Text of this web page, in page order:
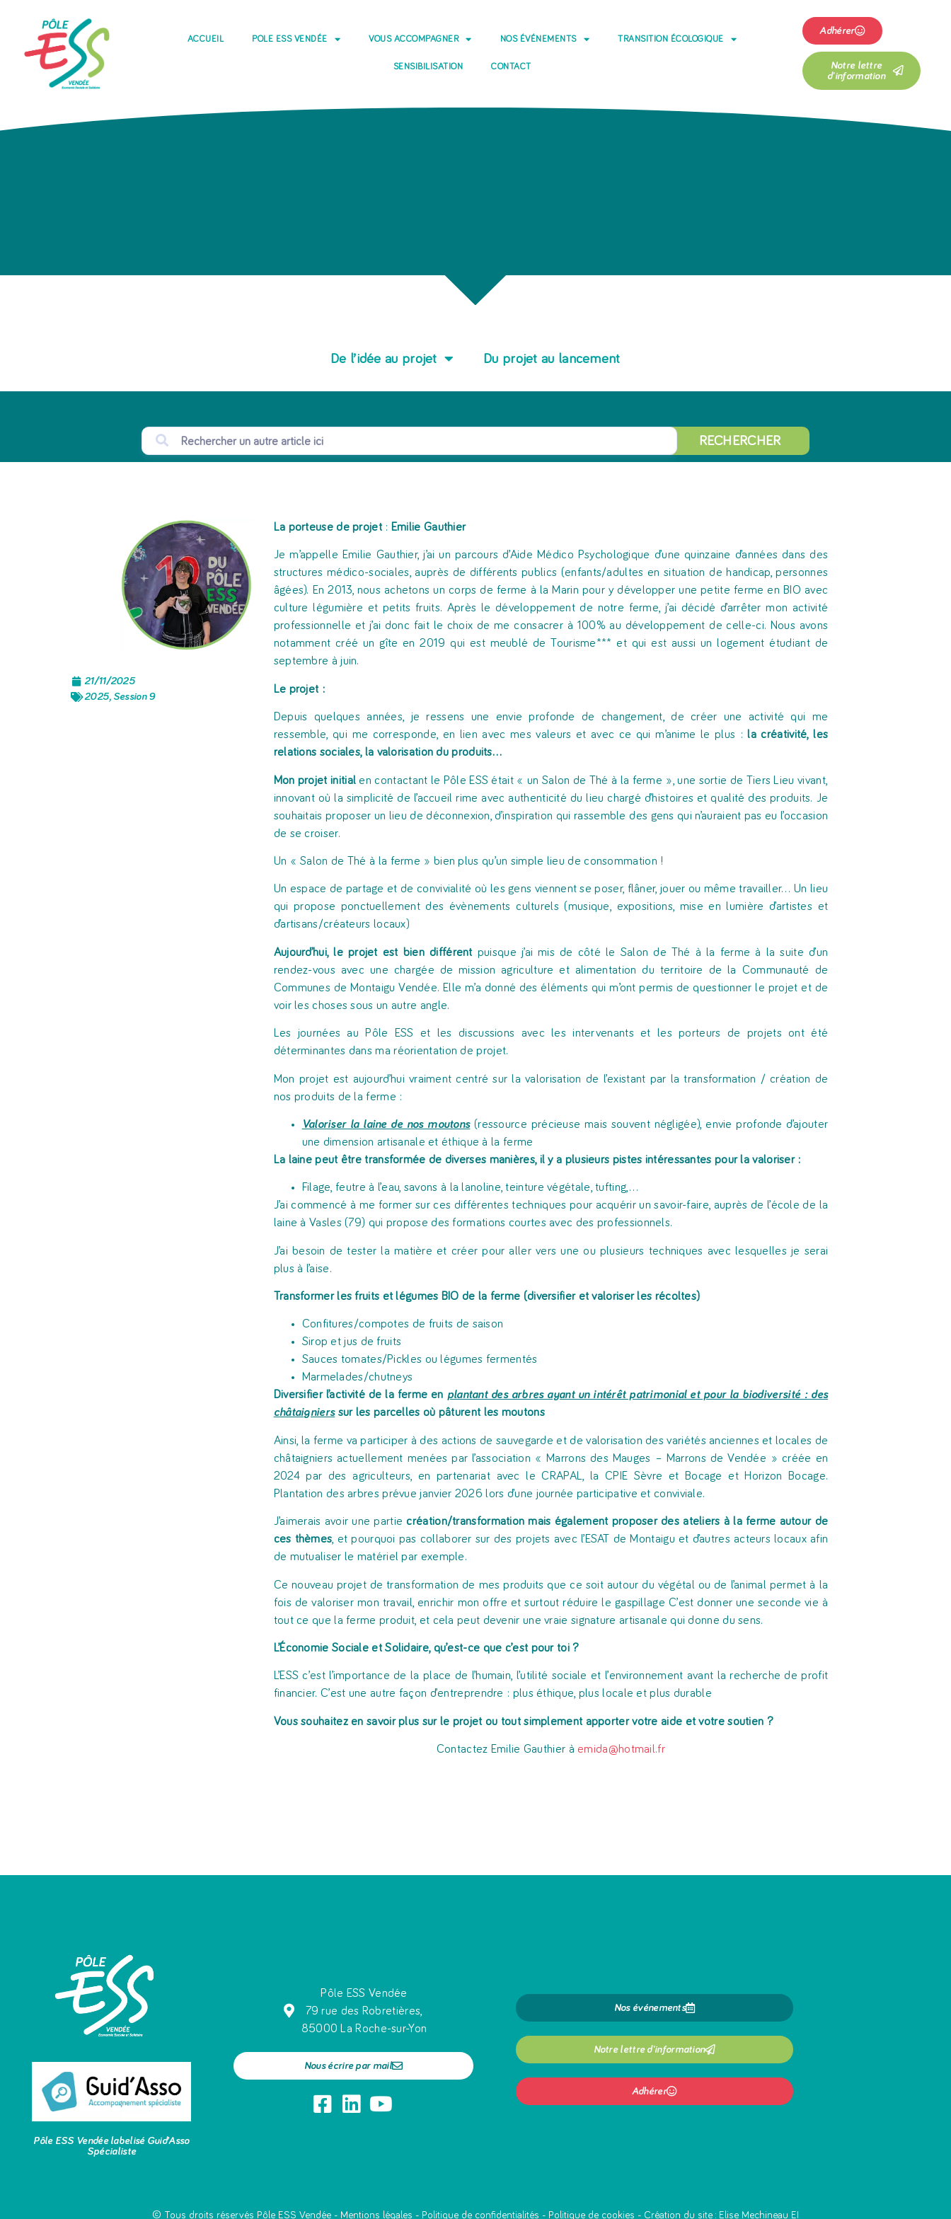
ACCUEIL PÔLE ESS VENDÉE VOUS ACCOMPAGNER NOS ÉVÉNEMENTS TRANSITION ÉCOLOGIQUE
SENSIBILISATION CONTACT
Adhérer
Notre lettre
d'information
De l’idée au projet Du projet au lancement
RECHERCHER
21/11/2025
2025, Session 9
La porteuse de projet : Emilie Gauthier
Je m’appelle Emilie Gauthier, j’ai un parcours d’Aide Médico Psychologique d’une quinzaine d’années dans des
structures médico-sociales, auprès de différents publics (enfants/adultes en situation de handicap, personnes
âgées). En 2013, nous achetons un corps de ferme à la Marin pour y développer une petite ferme en BIO avec
culture légumière et petits fruits. Après le développement de notre ferme, j’ai décidé d’arrêter mon activité
professionnelle et j’ai donc fait le choix de me consacrer à 100% au développement de celle-ci. Nous avons
notamment créé un gîte en 2019 qui est meublé de Tourisme*** et qui est aussi un logement étudiant de
septembre à juin.
Le projet :
Depuis quelques années, je ressens une envie profonde de changement, de créer une activité qui me
ressemble, qui me corresponde, en lien avec mes valeurs et avec ce qui m’anime le plus :la créativité, les
relations sociales, la valorisation du produits…
Mon projet initial en contactant le Pôle ESS était « un Salon de Thé à la ferme », une sortie de Tiers Lieu vivant,
innovant où la simplicité de l’accueil rime avec authenticité du lieu chargé d’histoires et qualité des produits. Je
souhaitais proposer un lieu de déconnexion, d’inspiration qui rassemble des gens qui n’auraient pas eu l’occasion
de se croiser.
Un « Salon de Thé à la ferme » bien plus qu’un simple lieu de consommation !
Un espace de partage et de convivialité où les gens viennent se poser, flâner, jouer ou même travailler… Un lieu
qui propose ponctuellement des évènements culturels (musique, expositions, mise en lumière d’artistes et
d’artisans/créateurs locaux)
Aujourd’hui, le projet est bien différentpuisque j’ai mis de côté le Salon de Thé à la ferme à la suite d’un
rendez-vous avec une chargée de mission agriculture et alimentation du territoire de la Communauté de
Communes de Montaigu Vendée. Elle m’a donné des éléments qui m’ont permis de questionner le projet et de
voir les choses sous un autre angle.
Les journées au Pôle ESS et les discussions avec les intervenants et les porteurs de projets ont été
déterminantes dans ma réorientation de projet.
Mon projet est aujourd’hui vraiment centré sur la valorisation de l’existant par la transformation / création de
nos produits de la ferme :
Valoriser la laine de nos moutons(ressource précieuse mais souvent négligée), envie profonde d’ajouter
une dimension artisanale et éthique à la ferme
La laine peut être transformée de diverses manières, il y a plusieurs pistes intéressantes pour la valoriser :
Filage, feutre à l’eau, savons à la lanoline, teinture végétale, tufting,…
J’ai commencé à me former sur ces différentes techniques pour acquérir un savoir-faire, auprès de l’école de la
laine à Vasles (79) qui propose des formations courtes avec des professionnels.
J’ai besoin de tester la matière et créer pour aller vers une ou plusieurs techniques avec lesquelles je serai
plus à l’aise.
Transformer les fruits et légumes BIO de la ferme (diversifier et valoriser les récoltes)
Confitures/compotes de fruits de saison
Sirop et jus de fruits
Sauces tomates/Pickles ou légumes fermentés
Marmelades/chutneys
Diversifier l’activité de la ferme en plantant des arbres ayant un intérêt patrimonial et pour la biodiversité : des
châtaignierssur les parcelles où pâturent les moutons
Ainsi, la ferme va participer à des actions de sauvegarde et de valorisation des variétés anciennes et locales de
châtaigniers actuellement menées par l’association « Marrons des Mauges – Marrons de Vendée » créée en
2024 par des agriculteurs, en partenariat avec le CRAPAL, la CPIE Sèvre et Bocage et Horizon Bocage.
Plantation des arbres prévue janvier 2026 lors d’une journée participative et conviviale.
J’aimerais avoir une partiecréation/transformation mais également proposer des ateliers à la ferme autour de
ces thèmes, et pourquoi pas collaborer sur des projets avec l’ESAT de Montaigu et d’autres acteurs locaux afin
de mutualiser le matériel par exemple.
Ce nouveau projet de transformation de mes produits que ce soit autour du végétal ou de l’animal permet à la
fois de valoriser mon travail, enrichir mon offre et surtout réduire le gaspillage C’est donner une seconde vie à
tout ce que la ferme produit, et cela peut devenir une vraie signature artisanale qui donne du sens.
L’Économie Sociale et Solidaire, qu’est-ce que c’est pour toi ?
L’ESS c’est l’importance de la place de l’humain, l’utilité sociale et l’environnement avant la recherche de profit
financier. C’est une autre façon d’entreprendre : plus éthique, plus locale et plus durable
Vous souhaitez en savoir plus sur le projet ou tout simplement apporter votre aide et votre soutien ?
Contactez Emilie Gauthier à emida@hotmail.fr
Pôle ESS Vendée labelisé Guid’Asso
Spécialiste
Pôle ESS Vendée
79 rue des Robretières,
85000 La Roche-sur-Yon
Nous écrire par mail
Nos événements
Notre lettre d'information
Adhérer
© Tous droits réservés Pôle ESS Vendée - Mentions légales - Politique de confidentialités - Politique de cookies - Création du site : Elise Mechineau EI